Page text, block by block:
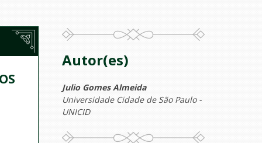
Autor(es)
Julio Gomes Almeida
Universidade Cidade de São Paulo -
UNICID